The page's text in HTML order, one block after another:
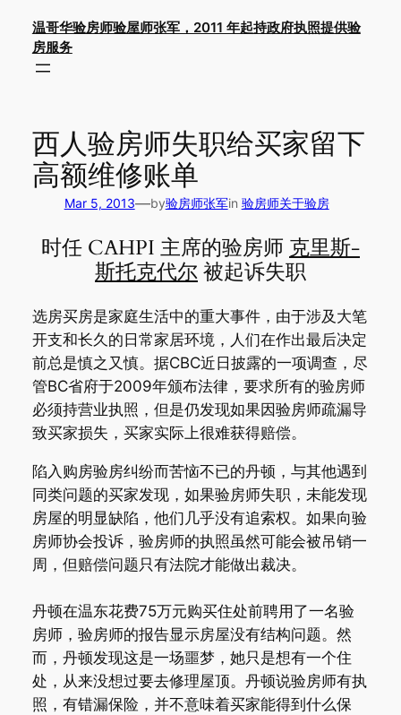
content
温哥华验房师验屋师张军，2011 年起持政府执照提供验
房服务
西人验房师失职给买家留下
高额维修账单
Mar 5, 2013—by验房师张军in 验房师关于验房
时任 CAHPI 主席的验房师 克里斯-
斯托克代尔被起诉失职
选房买房是家庭生活中的重大事件，由于涉及大笔
开支和长久的日常家居环境，人们在作出最后决定
前总是慎之又慎。据CBC近日披露的一项调查，尽
管BC省府于2009年颁布法律，要求所有的验房师
必须持营业执照，但是仍发现如果因验房师疏漏导
致买家损失，买家实际上很难获得赔偿。
陷入购房验房纠纷而苦恼不已的丹顿，与其他遇到
同类问题的买家发现，如果验房师失职，未能发现
房屋的明显缺陷，他们几乎没有追索权。如果向验
房师协会投诉，验房师的执照虽然可能会被吊销一
周，但赔偿问题只有法院才能做出裁决。
丹顿在温东花费75万元购买住处前聘用了一名验
房师，验房师的报告显示房屋没有结构问题。然
而，丹顿发现这是一场噩梦，她只是想有一个住
处，从来没想过要去修理屋顶。丹顿说验房师有执
照，有错漏保险，并不意味着买家能得到什么保